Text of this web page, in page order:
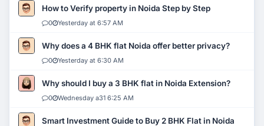
How to Verify property in Noida Step by Step
0 Yesterday at 6:57 AM
Why does a 4 BHK flat Noida offer better privacy?
0 Yesterday at 6:30 AM
Why should I buy a 3 BHK flat in Noida Extension?
0 Wednesday a31 6:25 AM
Smart Investment Guide to Buy 2 BHK Flat in Noida